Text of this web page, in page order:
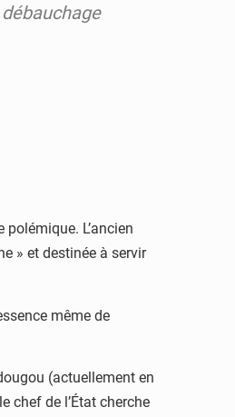
L’ancien
» et destinée à servir
même de
(actuellement en
chef de l’État cherche